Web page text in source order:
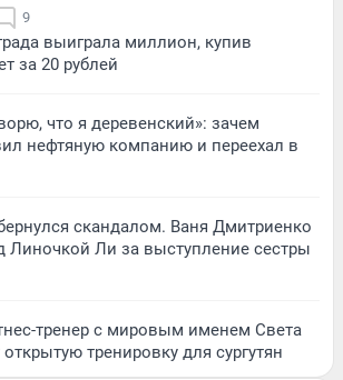
9
выиграла миллион, купив
за 20 рублей
что я деревенский»: зачем
нефтяную компанию и переехал в
скандалом. Ваня Дмитриенко
Линочкой Ли за выступление сестры
тренер с мировым именем Света
тренировку для сургутян